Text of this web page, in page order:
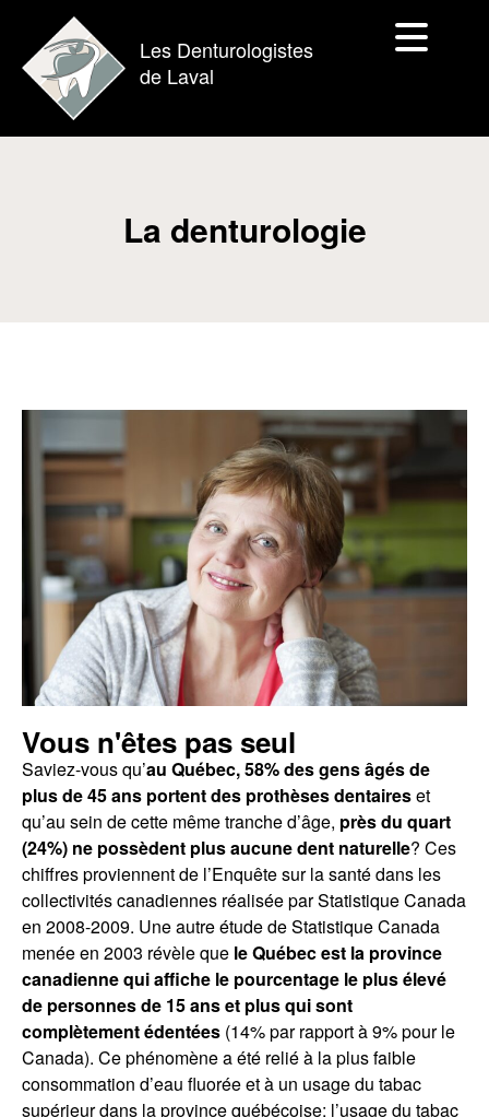
Les Denturologistes
de Laval
La denturologie
Vous n'êtes pas seul
Saviez-vous qu’au Québec, 58% des gens âgés de
plus de 45 ans portent des prothèses dentaireset
qu’au sein de cette même tranche d’âge, près du quart
(24%) ne possèdent plus aucune dent naturelle? Ces
chiffres proviennent de l’Enquête sur la santé dans les
collectivités canadiennes réalisée par Statistique Canada
en 2008-2009. Une autre étude de Statistique Canada
menée en 2003 révèle que le Québec est la province
canadienne qui affiche le pourcentage le plus élevé
de personnes de 15 ans et plus qui sont
complètement édentées (14% par rapport à 9% pour le
Canada). Ce phénomène a été relié à la plus faible
consommation d’eau fluorée et à un usage du tabac
supérieur dans la province québécoise; l’usage du tabac